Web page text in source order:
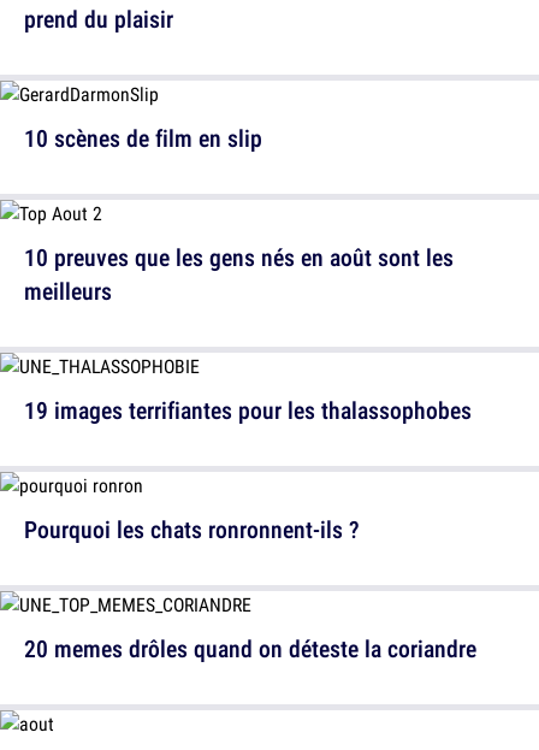
10 scènes de film en slip
19 images terrifiantes pour les thalassophobes
20 memes drôles quand on déteste la coriandre
prend du plaisir
10 preuves que les gens nés en août sont les
meilleurs
Pourquoi les chats ronronnent-ils ?